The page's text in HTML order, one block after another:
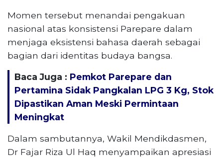
Momen tersebut menandai pengakuan
nasional atas konsistensi Parepare dalam
menjaga eksistensi bahasa daerah sebagai
bagian dari identitas budaya bangsa.
Baca Juga : Pemkot Parepare dan
Pertamina Sidak Pangkalan LPG 3 Kg, Stok
Dipastikan Aman Meski Permintaan
Meningkat
Dalam sambutannya, Wakil Mendikdasmen,
Dr Fajar Riza Ul Haq menyampaikan apresiasi